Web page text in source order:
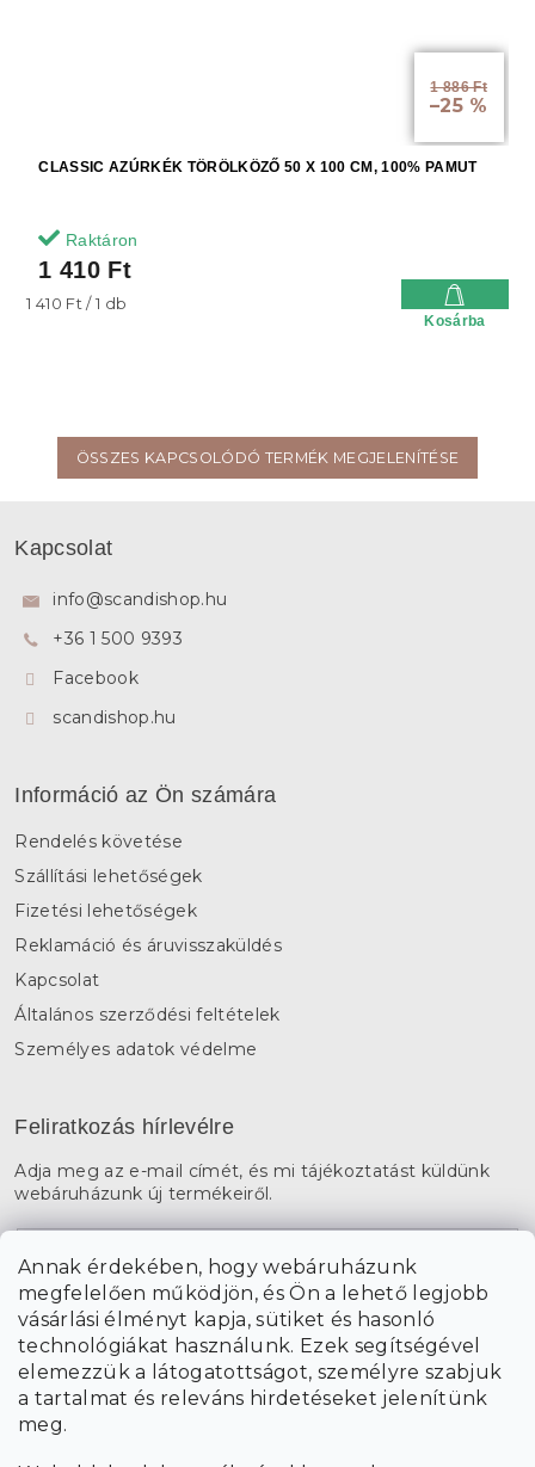
Annak érdekében, hogy webáruházunk
megfelelően működjön, és Ön a lehető legjobb
vásárlási élményt kapja, sütiket és hasonló
technológiákat használunk. Ezek segítségével
elemezzük a látogatottságot, személyre szabjuk
a tartalmat és releváns hirdetéseket jelenítünk
meg.
1 886 Ft
–25 %
CLASSIC AZÚRKÉK TÖRÖLKÖZŐ 50 X 100 CM, 100% PAMUT
Raktáron
1 410 Ft
Egységár:
1 410 Ft / 1 db
Kosárba
ÖSSZES KAPCSOLÓDÓ TERMÉK MEGJELENÍTÉSE
Kapcsolat
info@scandishop.hu
+36 1 500 9393
Facebook
scandishop.hu
Információ az Ön számára
Rendelés követése
Szállítási lehetőségek
Fizetési lehetőségek
Reklamáció és áruvisszaküldés
Kapcsolat
Általános szerződési feltételek
Személyes adatok védelme
Feliratkozás hírlevélre
Adja meg az e-mail címét, és mi tájékoztatást küldünk
webáruházunk új termékeiről.
A hírlevelekre való feliratkozással egyetérteka személyes
adatok feldolgozásával.
FELIRATKOZÁS